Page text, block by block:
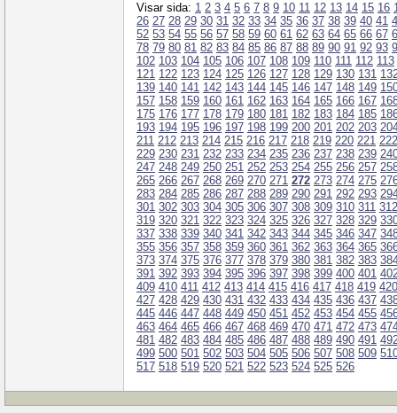
Visar sida: 1 2 3 4 5 6 7 8 9 10 11 12 13 14 15 16
26 27 28 29 30 31 32 33 34 35 36 37 38 39 40 41
52 53 54 55 56 57 58 59 60 61 62 63 64 65 66 67
78 79 80 81 82 83 84 85 86 87 88 89 90 91 92 93
102 103 104 105 106 107 108 109 110 111 112 113
121 122 123 124 125 126 127 128 129 130 131
139 140 141 142 143 144 145 146 147 148 149
157 158 159 160 161 162 163 164 165 166 167
175 176 177 178 179 180 181 182 183 184 185
193 194 195 196 197 198 199 200 201 202 203
211 212 213 214 215 216 217 218 219 220 221 222
229 230 231 232 233 234 235 236 237 238 239
247 248 249 250 251 252 253 254 255 256 257
265 266 267 268 269 270 271 272 273 274 275
283 284 285 286 287 288 289 290 291 292 293
301 302 303 304 305 306 307 308 309 310 311 312
319 320 321 322 323 324 325 326 327 328 329
337 338 339 340 341 342 343 344 345 346 347
355 356 357 358 359 360 361 362 363 364 365
373 374 375 376 377 378 379 380 381 382 383
391 392 393 394 395 396 397 398 399 400 401
409 410 411 412 413 414 415 416 417 418 419 420
427 428 429 430 431 432 433 434 435 436 437
445 446 447 448 449 450 451 452 453 454 455
463 464 465 466 467 468 469 470 471 472 473
481 482 483 484 485 486 487 488 489 490 491
499 500 501 502 503 504 505 506 507 508 509
517 518 519 520 521 522 523 524 525 526